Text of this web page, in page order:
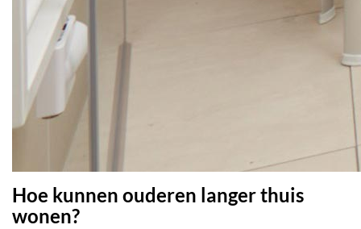
Hoe kunnen ouderen langer thuis
wonen?